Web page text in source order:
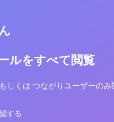
ルをすべて閲覧
しくは つながりユーザーの
する